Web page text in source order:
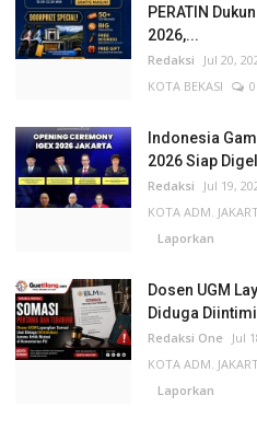
PERATIN
2026,...
Redaksi Jul 20,
KOTA BEKASI
0
Indonesia
2026 Siap
Redaksi Jul 19,
KOTA ADM.
Laporkan
Dosen UGM
Diduga
Redaksi One Jul
KOTA ADM.
Laporkan